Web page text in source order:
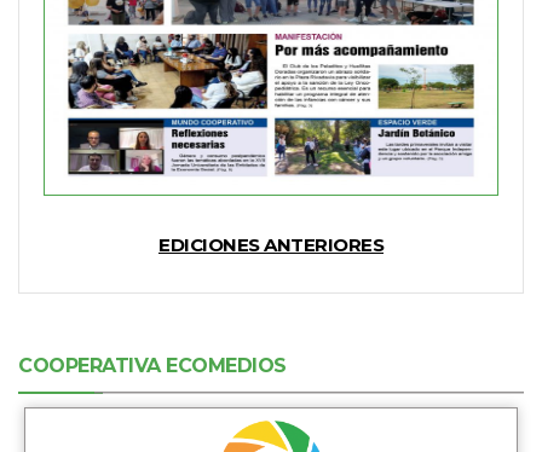
EDICIONES ANTERIORES
COOPERATIVA ECOMEDIOS